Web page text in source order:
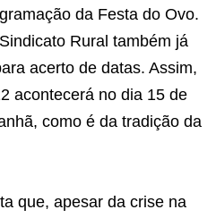
da Festa do Ovo.
Rural também já
acerto de datas. Assim,
acontecerá no dia 15 de
como é da tradição da
que, apesar da crise na